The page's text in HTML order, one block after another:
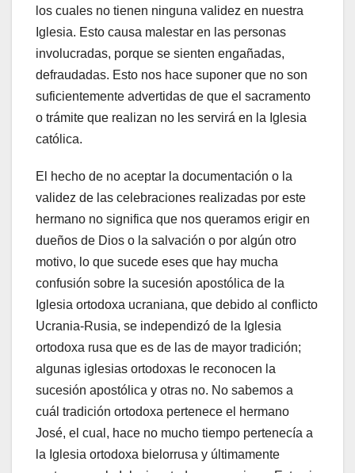
los cuales no tienen ninguna validez en nuestra
Iglesia. Esto causa malestar en las personas
involucradas, porque se sienten engañadas,
defraudadas. Esto nos hace suponer que no son
suficientemente advertidas de que el sacramento
o trámite que realizan no les servirá en la Iglesia
católica.
El hecho de no aceptar la documentación o la
validez de las celebraciones realizadas por este
hermano no significa que nos queramos erigir en
dueños de Dios o la salvación o por algún otro
motivo, lo que sucede eses que hay mucha
confusión sobre la sucesión apostólica de la
Iglesia ortodoxa ucraniana, que debido al conflicto
Ucrania-Rusia, se independizó de la Iglesia
ortodoxa rusa que es de las de mayor tradición;
algunas iglesias ortodoxas le reconocen la
sucesión apostólica y otras no. No sabemos a
cuál tradición ortodoxa pertenece el hermano
José, el cual, hace no mucho tiempo pertenecía a
la Iglesia ortodoxa bielorrusa y últimamente